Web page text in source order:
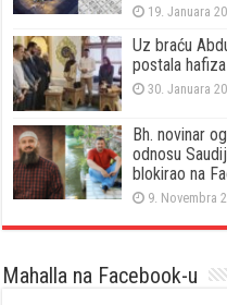
19. Januara
Uz braću
postala hafiza
30. Januara
Bh. novinar
odnosu
blokirao na
9. Novembra
Mahalla na Facebook-u